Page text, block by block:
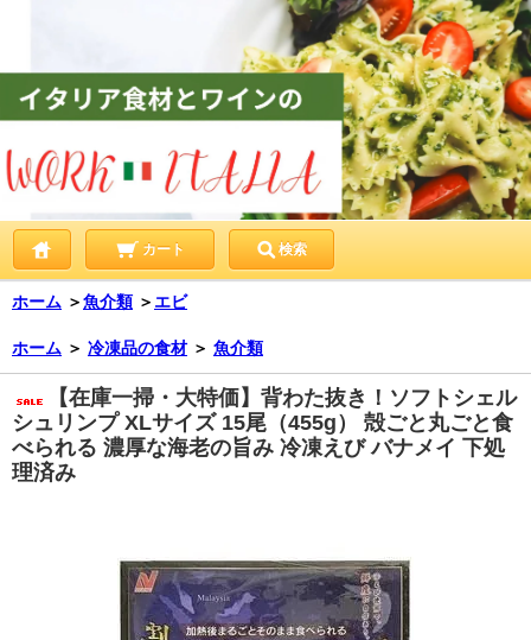
カート 検索
ホーム ＞魚介類 ＞ エビ
ホーム ＞ 冷凍品の食材 ＞ 魚介類
【在庫一掃・大特価】背わた抜き！ソフトシェル
シュリンプ XLサイズ 15尾（455g） 殻ごと丸ごと食
べられる 濃厚な海老の旨み 冷凍えび バナメイ 下処
理済み